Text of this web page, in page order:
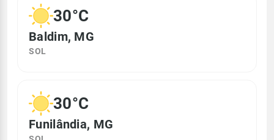
30°C
Baldim, MG
SOL
30°C
Funilândia, MG